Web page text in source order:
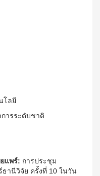
โลยี
ารระดับชาติ
แพร์: การประชุม
านีวิจัย ครั้งที่ 10 ในวัน